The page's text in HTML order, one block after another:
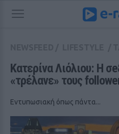
Κατερίνα Λιόλιου: Η
«τρέλανε» τους
Εντυπωσιακή όπως πάντα...